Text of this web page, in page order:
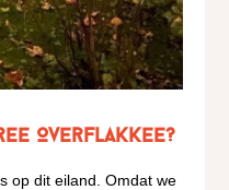
Overflakkee?
op dit eiland. Omdat we